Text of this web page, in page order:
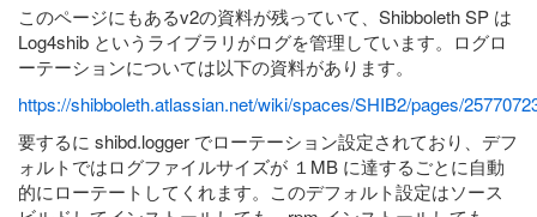
このページにもあるv2の資料が残っていて、Shibboleth SP は
Log4shib というライブラリがログを管理しています。ログロ
ーテーションについては以下の資料があります。
https://shibboleth.atlassian.net/wiki/spaces/SHIB2/pages/
要するに shibd.logger でローテーション設定されており、デフ
ォルトではログファイルサイズが １MB に達するごとに自動
的にローテートしてくれます。このデフォルト設定はソース